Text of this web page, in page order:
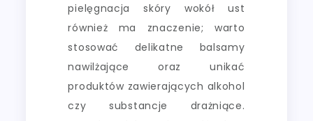
pielęgnacja skóry wokół ust
również ma znaczenie; warto
stosować delikatne balsamy
nawilżające oraz unikać
produktów zawierających alkohol
czy substancje drażniące.